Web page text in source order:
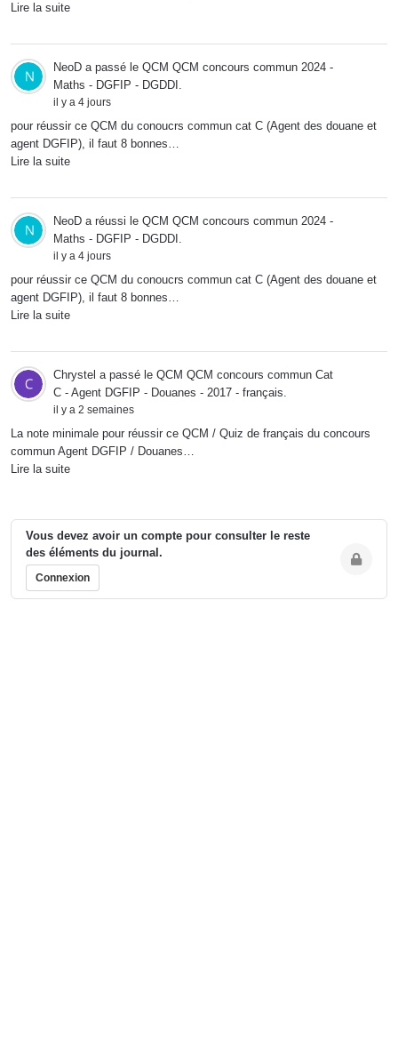
Lire la suite
NeoD a passé le QCM QCM concours commun 2024 -
Maths - DGFIP - DGDDI .
il y a 4 jours
pour réussir ce QCM du conoucrs commun cat C (Agent des douane et
agent DGFIP), il faut 8 bonnes…
Lire la suite
NeoD a réussi le QCM QCM concours commun 2024 -
Maths - DGFIP - DGDDI .
il y a 4 jours
pour réussir ce QCM du conoucrs commun cat C (Agent des douane et
agent DGFIP), il faut 8 bonnes…
Lire la suite
Chrystel a passé le QCM QCM concours commun Cat
C - Agent DGFIP - Douanes - 2017 - français.
il y a 2 semaines
La note minimale pour réussir ce QCM / Quiz de français du concours
commun Agent DGFIP / Douanes…
Lire la suite
Vous devez avoir un compte pour consulter le reste
des éléments du journal.
Connexion